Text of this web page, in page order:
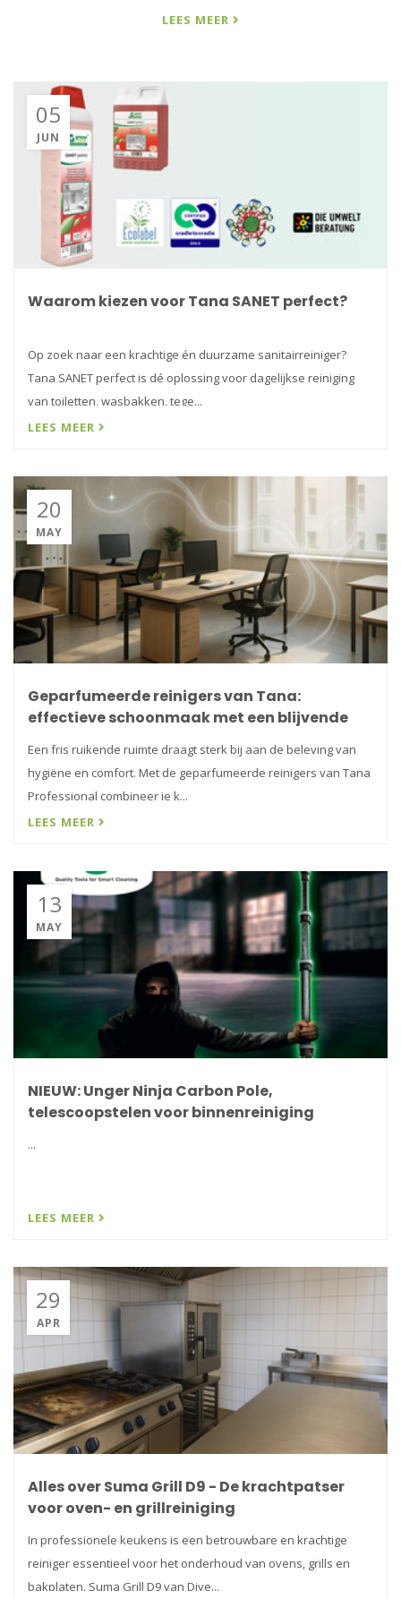
LEES MEER
05
JUN
Waarom kiezen voor Tana SANET perfect?
Op zoek naar een krachtige én duurzame sanitairreiniger?
Tana SANET perfect is dé oplossing voor dagelijkse reiniging
van toiletten, wasbakken, tege...
LEES MEER
20
MAY
Geparfumeerde reinigers van Tana:
effectieve schoonmaak met een blijvende
Een fris ruikende ruimte draagt sterk bij aan de beleving van
hygiëne en comfort. Met de geparfumeerde reinigers van Tana
Professional combineer je k...
LEES MEER
13
MAY
NIEUW: Unger Ninja Carbon Pole,
telescoopstelen voor binnenreiniging
...
LEES MEER
29
APR
Alles over Suma Grill D9 - De krachtpatser
voor oven- en grillreiniging
In professionele keukens is een betrouwbare en krachtige
reiniger essentieel voor het onderhoud van ovens, grills en
bakplaten. Suma Grill D9 van Dive...